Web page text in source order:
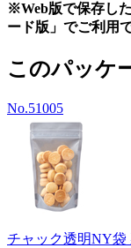
※Web版で保存し
ード版」でご利用
このパッケ
No.51005
チャック透明NY袋